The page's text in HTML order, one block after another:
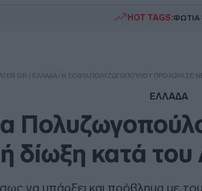
HOT TAGS:
/ ΕΛΛΑΔΑ/ H ΣΟΦΊΑ ΠΟΛΥΖΩΓΟΠΟΎΛΟΥ ΠΡΟΧΩΡΆ ΣΕ
ΕΛΛΑΔΑ
δίωξη κατά
να υπάρξει και πρόβλημα με